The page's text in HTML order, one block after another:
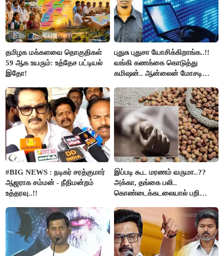
தமிழக மக்களவை தொகுதிகள்
59 ஆக உயரும்: உத்தேச பட்டியல்
இதோ!
புதுசு புதுசா யோசிக்கிறாங்க..!!
வங்கி கணக்கை கொடுத்து
கமிஷன்.. ஆன்லைன் மோசடி
கைது..!!
#BIG NEWS : நடிகர் சரத்குமார்
ஆஜராக சம்மன் - நீதிமன்றம்
உத்தரவு..!!
இப்படி கூட மரணம் வருமா..??
அக்கா, தங்கை பலி..
கொண்டைக்கடலையால் பறிபோன